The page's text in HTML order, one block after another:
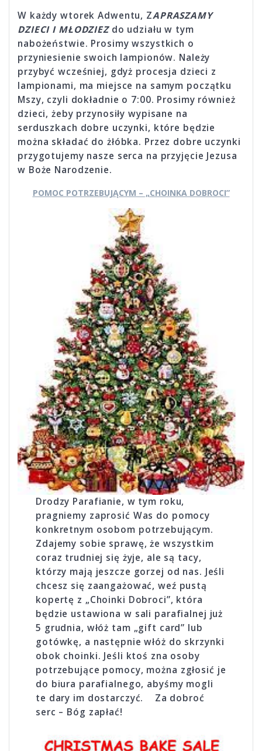
W każdy wtorek Adwentu, ZAPRASZAMY
DZIECI I MŁODZIEZdo udziału w tym
nabożeństwie. Prosimy wszystkich o
przyniesienie swoich lampionów. Należy
przybyć wcześniej, gdyż procesja dzieci z
lampionami, ma miejsce na samym początku
Mszy, czyli dokładnie o 7:00. Prosimy również
dzieci, żeby przynosiły wypisane na
serduszkach dobre uczynki, które będzie
można składać do żłóbka. Przez dobre uczynki
przygotujemy nasze serca na przyjęcie Jezusa
w Boże Narodzenie.
POMOC POTRZEBUJĄCYM – „CHOINKA DOBROCI”
Drodzy Parafianie, w tym roku,
pragniemy zaprosić Was do po­mocy
konkretnym osobom potrze­bującym.
Zdajemy sobie sprawę, że wszystkim
coraz trudniej się żyje, ale są tacy,
którzy mają jeszcze gorzej od nas. Jeśli
chcesz się zaangażować, weź pustą
kopertę z „Choinki Dobroci”, która
będzie ustawiona w sali parafialnej już
5 grudnia, włóż tam „gift card” lub
gotówkę, a następnie włóż do skrzynki
obok choinki. Jeśli ktoś zna osoby
potrzebujące pomocy, można zgłosić je
do biura parafialnego, abyśmy mogli
te dary im dostarczyć. Za dobroć
serc – Bóg zapłać!